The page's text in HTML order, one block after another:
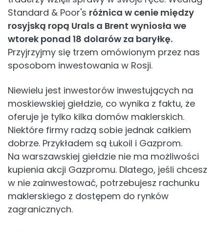
Standard & Poor's różnica w cenie między
rosyjską ropą Urals a Brent wyniosła we
wtorek ponad 18 dolarów za baryłkę.
Przyjrzyjmy się trzem omówionym przez nas
sposobom inwestowania w Rosji.
Niewielu jest inwestorów inwestujących na
moskiewskiej giełdzie, co wynika z faktu, że
oferuje je tylko kilka domów maklerskich.
Niektóre firmy radzą sobie jednak całkiem
dobrze. Przykładem są Łukoil i Gazprom.
Na warszawskiej giełdzie nie ma możliwości
kupienia akcji Gazpromu. Dlatego, jeśli chcesz
w nie zainwestować, potrzebujesz rachunku
maklerskiego z dostępem do rynków
zagranicznych.